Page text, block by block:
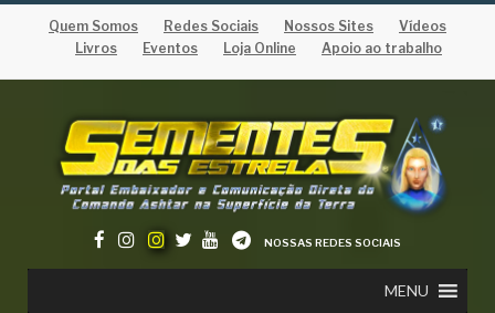
Quem Somos Redes Sociais Nossos Sites
Vídeos
Livros
Eventos Loja Online Apoio ao trabalho
NOSSAS REDES SOCIAIS
MENU